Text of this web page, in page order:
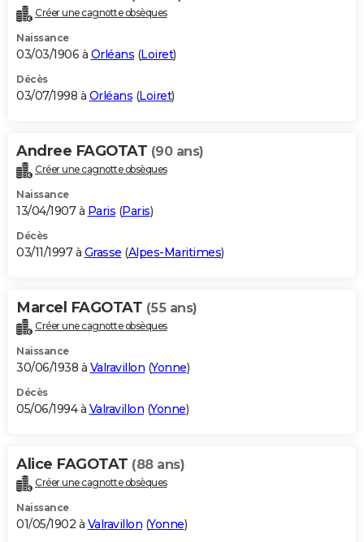
Créer une cagnotte obsèques
Naissance
03/03/1906 à Orléans (Loiret)
Décès
03/07/1998 à Orléans (Loiret)
Andree FAGOTAT (90 ans)
Créer une cagnotte obsèques
Naissance
13/04/1907 à Paris (Paris)
Décès
03/11/1997 à Grasse (Alpes-Maritimes)
Marcel FAGOTAT (55 ans)
Créer une cagnotte obsèques
Naissance
30/06/1938 à Valravillon (Yonne)
Décès
05/06/1994 à Valravillon (Yonne)
Alice FAGOTAT (88 ans)
Créer une cagnotte obsèques
Naissance
01/05/1902 à Valravillon (Yonne)